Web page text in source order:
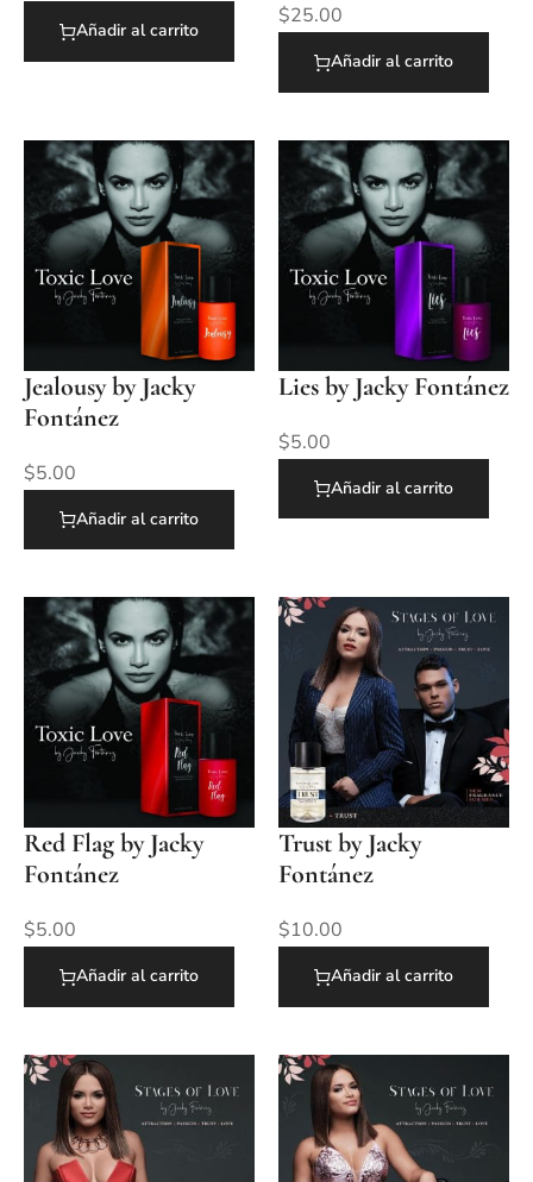
Añadir al carrito
$25.00
Añadir al carrito
Jealousy by Jacky
Fontánez
$5.00
Añadir al carrito
Lies by Jacky Fontánez
$5.00
Añadir al carrito
Red Flag by Jacky
Fontánez
$5.00
Añadir al carrito
Trust by Jacky
Fontánez
$10.00
Añadir al carrito